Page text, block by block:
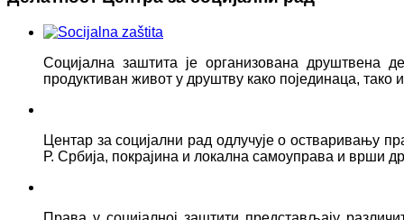
Социјална заштита је организована друштвена
продуктиван живот у друштву како појединаца,
Центар за социјални рад одлучује о остваривању
Р. Србија, покрајина и локална самоуправа и врши